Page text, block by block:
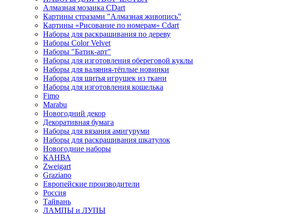
Алмазная мозаика CDart
Картины стразами "Алмазная живопись"
Картины «Рисование по номерам» Сdart
Наборы для раскрашивания по дереву
Наборы Сolor Velvet
Наборы "Батик-арт"
Наборы для изготовления обереговой куклы
Наборы для валяния-тёплые новинки
Наборы для шитья игрушек из ткани
Наборы для изготовления кошелька
Fimo
Marabu
Новогодний декор
Декоративная бумага
Наборы для вязания амигуруми
Наборы для раскрашивания шкатулок
Новогодние наборы
КАНВА
Zweigart
Graziano
Европейские производители
Россия
Тайвань
ЛАМПЫ и ЛУПЫ